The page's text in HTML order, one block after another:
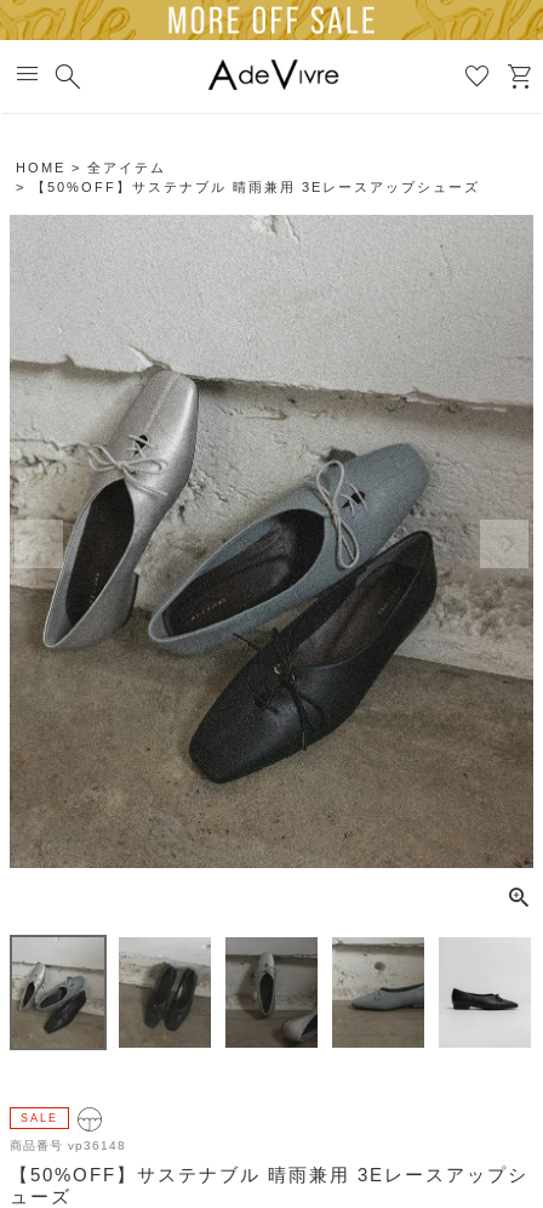
menu search favorite shopping_cart
HOME
全アイテム
【50%OFF】サステナブル 晴雨兼用 3Eレースアップシューズ
SALE
商品番号 vp36148
【50%OFF】サステナブル 晴雨兼用 3Eレースアップシ
ューズ